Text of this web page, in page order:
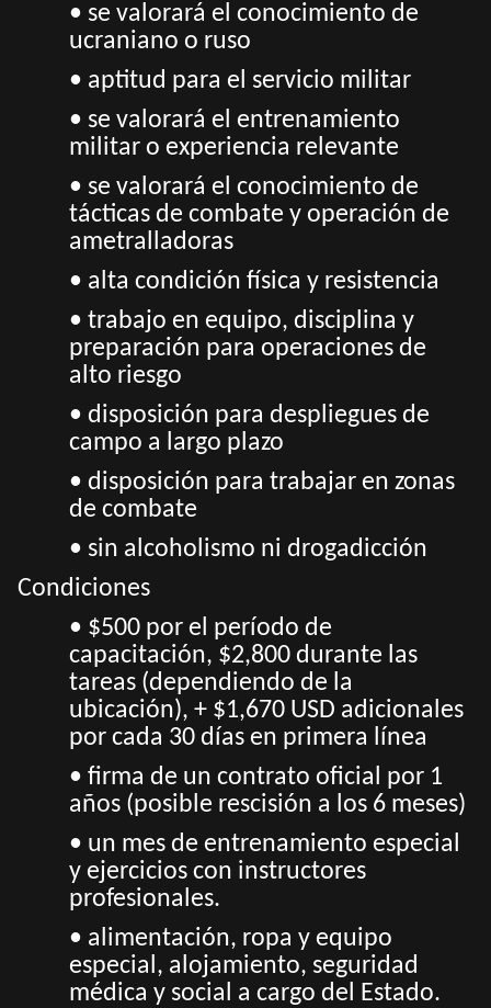
• se valorará el conocimiento de
ucraniano o ruso
• aptitud para el servicio militar
• se valorará el entrenamiento
militar o experiencia relevante
• se valorará el conocimiento de
tácticas de combate y operación de
ametralladoras
• alta condición física y resistencia
• trabajo en equipo, disciplina y
preparación para operaciones de
alto riesgo
• disposición para despliegues de
campo a largo plazo
• disposición para trabajar en zonas
de combate
• sin alcoholismo ni drogadicción
Condiciones
• $500 por el período de
capacitación, $2,800 durante las
tareas (dependiendo de la
ubicación), + $1,670 USD adicionales
por cada 30 días en primera línea
• firma de un contrato oficial por 1
años (posible rescisión a los 6 meses)
• un mes de entrenamiento especial
y ejercicios con instructores
profesionales.
• alimentación, ropa y equipo
especial, alojamiento, seguridad
médica y social a cargo del Estado.